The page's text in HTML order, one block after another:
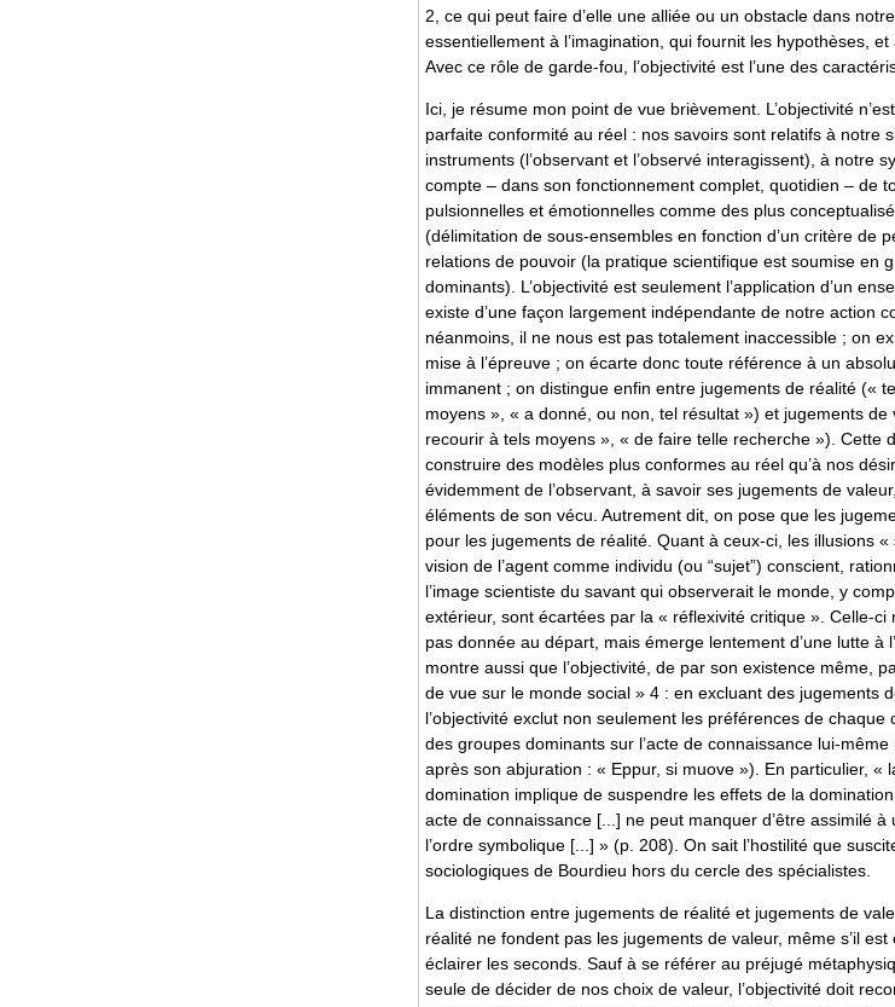
2, ce qui peut faire d’elle une alliée ou un obstacle dans
essentiellement à l’imagination, qui fournit les hypothèses,
Avec ce rôle de garde-fou, l’objectivité est l’une des
Ici, je résume mon point de vue brièvement. L’objectivité
parfaite conformité au réel : nos savoirs sont relatifs à notre
instruments (l’observant et l’observé interagissent), à notre
compte – dans son fonctionnement complet, quotidien – de
pulsionnelles et émotionnelles comme des plus
(délimitation de sous-ensembles en fonction d’un critère de
relations de pouvoir (la pratique scientifique est soumise en
dominants). L’objectivité est seulement l’application d’un
existe d’une façon largement indépendante de notre action
néanmoins, il ne nous est pas totalement inaccessible ; on
mise à l’épreuve ; on écarte donc toute référence à un
immanent ; on distingue enfin entre jugements de réalité («
moyens », « a donné, ou non, tel résultat ») et jugements
recourir à tels moyens », « de faire telle recherche »). Cette
construire des modèles plus conformes au réel qu’à nos
évidemment de l’observant, à savoir ses jugements de
éléments de son vécu. Autrement dit, on pose que les
pour les jugements de réalité. Quant à ceux-ci, les illusions
vision de l’agent comme individu (ou “sujet”) conscient,
l’image scientiste du savant qui observerait le monde, y
extérieur, sont écartées par la « réflexivité critique ». Celle-ci
pas donnée au départ, mais émerge lentement d’une lutte à
montre aussi que l’objectivité, de par son existence même,
de vue sur le monde social » 4 : en excluant des jugements
l’objectivité exclut non seulement les préférences de
des groupes dominants sur l’acte de connaissance lui-même
après son abjuration : « Eppur, si muove »). En particulier, «
domination implique de suspendre les effets de la
acte de connaissance [...] ne peut manquer d’être assimilé
l’ordre symbolique [...] » (p. 208). On sait l’hostilité que
sociologiques de Bourdieu hors du cercle des spécialistes.
La distinction entre jugements de réalité et jugements de
réalité ne fondent pas les jugements de valeur, même s’il
éclairer les seconds. Sauf à se référer au préjugé
seule de décider de nos choix de valeur, l’objectivité doit